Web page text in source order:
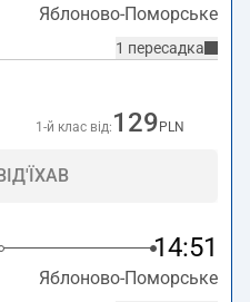
Яблоново-Поморське
1 пересадка
1-й клас від: 129 PLN
14:51
Яблоново-Поморське